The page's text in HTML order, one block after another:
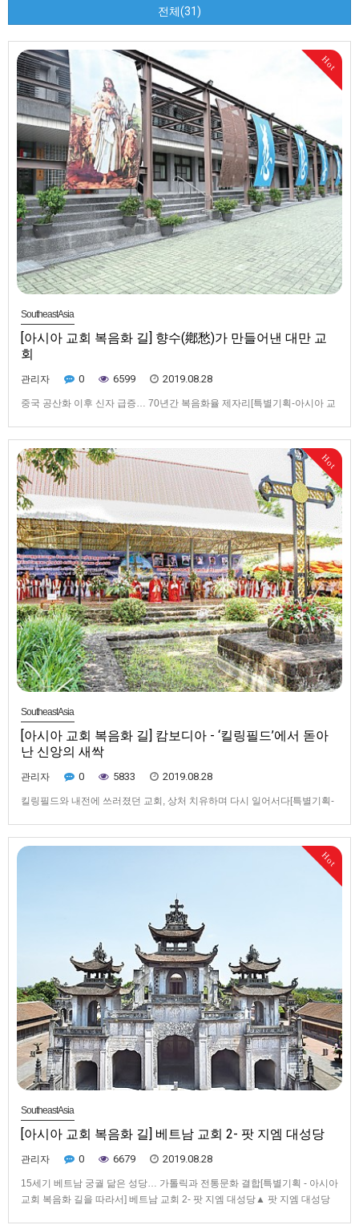
전체(31)
Hot
SoutheastAsia
[아시아 교회 복음화 길] 향수(鄕愁)가 만들어낸 대만 교
회
관리자 0 6599 2019.08.28
중국 공산화 이후 신자 급증… 70년간 복음화율 제자리[특별기획-아시아 교
년사목을 통해 복음화의 새 길을 찾고 있다.▲ 대만 지아이교구청 앞에 세워
진 비석. 지아이교구는 1962년 정식 교구로 설정된 비교적 젊…
Hot
SoutheastAsia
[아시아 교회 복음화 길] 캄보디아 - ‘킬링필드’에서 돋아
난 신앙의 새싹
관리자 0 5833 2019.08.28
킬링필드와 내전에 쓰러졌던 교회, 상처 치유하며 다시 일어서다[특별기획-
링필드 당시 순교자들을 시복하기 위해 노력하고 있다.▲ 킬링필드 당시 순
교한 사제와 수도자들의 사진. 캄보디아 교회는 킬링필드 당시 순교자…Hot
SoutheastAsia
[아시아 교회 복음화 길] 베트남 교회 2- 팟 지엠 대성당
관리자 0 6679 2019.08.28
15세기 베트남 궁궐 닮은 성당… 가톨릭과 전통문화 결합[특별기획 - 아시아
교회 복음화 길을 따라서] 베트남 교회 2- 팟 지엠 대성당▲ 팟 지엠 대성당